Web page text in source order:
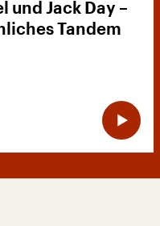
und Jack Day –
Tandem